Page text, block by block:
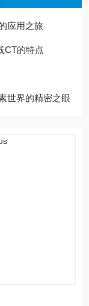
应用之旅
CT的特点
世界的精密之眼